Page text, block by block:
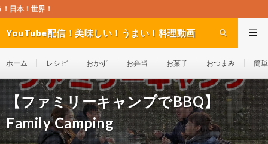
YouTube配信！美味しい！うまい！料理動画
ホーム レシピ おかず お弁当 お菓子 おつまみ 簡
【ファミリーキャンプでBBQ】
Family Camping